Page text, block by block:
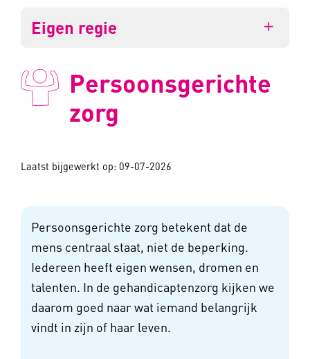
Eigen regie
Persoonsgerichte
zorg
Laatst bijgewerkt op: 09-07-2026
Persoonsgerichte zorg betekent dat de
mens centraal staat, niet de beperking.
Iedereen heeft eigen wensen, dromen en
talenten. In de gehandicaptenzorg kijken we
daarom goed naar wat iemand belangrijk
vindt in zijn of haar leven.